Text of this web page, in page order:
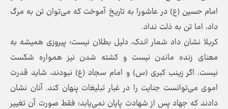
امام حسین (ع) در عاشورا به تاریخ آموخت که می‌توان تن به مرگ
داد، اما تن به ذلت نداد.
کربلا نشان داد شمار اندک، دلیل بطلان نیست؛ پیروزی همیشه به
معنای زنده ماندن نیست و کشته شدن نیز همواره شکست
نیست. اگر زینب کبری (س) و امام سجاد (ع) نبودند، شاید قدرت
اموی می‌توانست جنایت را در غبار تبلیغات پنهان کند. آنان نشان
دادند که جهاد پس از شهادت پایان نمی‌یابد؛ فقط صورت آن تغییر